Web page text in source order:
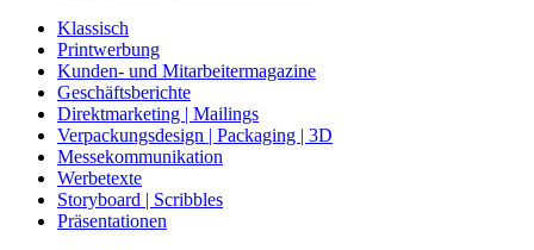
Klassisch
Printwerbung
Kunden- und Mitarbeitermagazine
Geschäftsberichte
Direktmarketing | Mailings
Verpackungsdesign | Packaging | 3D
Messekommunikation
Werbetexte
Storyboard | Scribbles
Präsentationen